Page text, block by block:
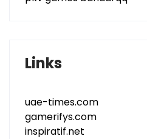
Links
uae-times.com
gamerifys.com
inspiratif.net